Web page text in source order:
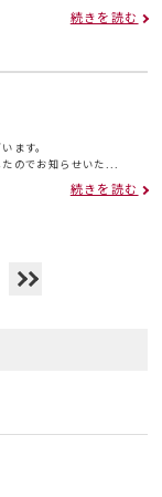
続きを読む
ます。
のでお知らせいた...
続きを読む